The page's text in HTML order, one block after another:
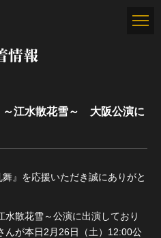
情報
～江水散花雪～ 大阪公演に
』を応援いただき誠にありがと
水散花雪～公演に出演しており
んが本日2月26日（土）12:00公